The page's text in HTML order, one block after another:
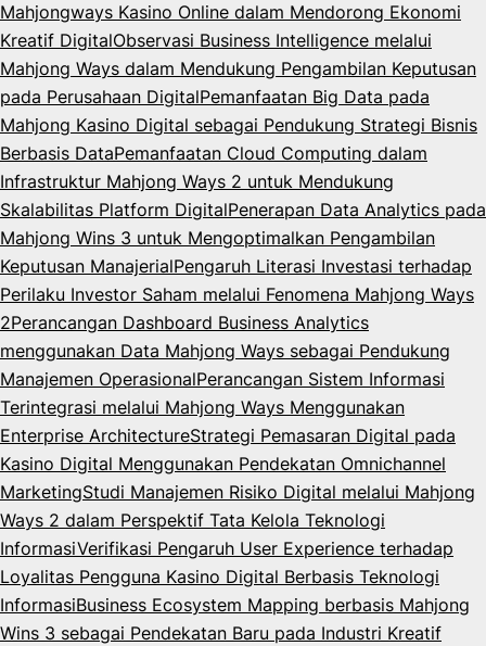
Mahjongways Kasino Online dalam Mendorong Ekonomi
Kreatif DigitalObservasi Business Intelligence melalui
Mahjong Ways dalam Mendukung Pengambilan Keputusan
pada Perusahaan DigitalPemanfaatan Big Data pada
Mahjong Kasino Digital sebagai Pendukung Strategi Bisnis
Berbasis DataPemanfaatan Cloud Computing dalam
Infrastruktur Mahjong Ways 2 untuk Mendukung
Skalabilitas Platform DigitalPenerapan Data Analytics pada
Mahjong Wins 3 untuk Mengoptimalkan Pengambilan
Keputusan ManajerialPengaruh Literasi Investasi terhadap
Perilaku Investor Saham melalui Fenomena Mahjong Ways
2Perancangan Dashboard Business Analytics
menggunakan Data Mahjong Ways sebagai Pendukung
Manajemen OperasionalPerancangan Sistem Informasi
Terintegrasi melalui Mahjong Ways Menggunakan
Enterprise ArchitectureStrategi Pemasaran Digital pada
Kasino Digital Menggunakan Pendekatan Omnichannel
MarketingStudi Manajemen Risiko Digital melalui Mahjong
Ways 2 dalam Perspektif Tata Kelola Teknologi
InformasiVerifikasi Pengaruh User Experience terhadap
Loyalitas Pengguna Kasino Digital Berbasis Teknologi
InformasiBusiness Ecosystem Mapping berbasis Mahjong
Wins 3 sebagai Pendekatan Baru pada Industri Kreatif